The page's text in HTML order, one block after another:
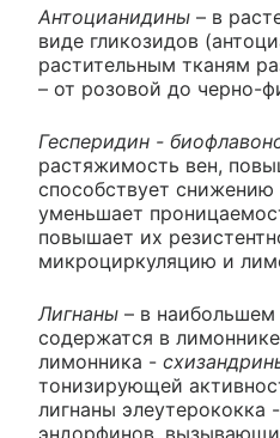
Антоцианидины – в
виде гликозидов
растительным тканям
– от розовой до черно-
Гесперидин -
растяжимость вен,
способствует снижению
уменьшает
повышает их
микроциркуляцию и
Лигнаны – в наибольшем
содержатся в
лимонника -
тонизирующей
лигнаны элеутерококка
эндорфинов,